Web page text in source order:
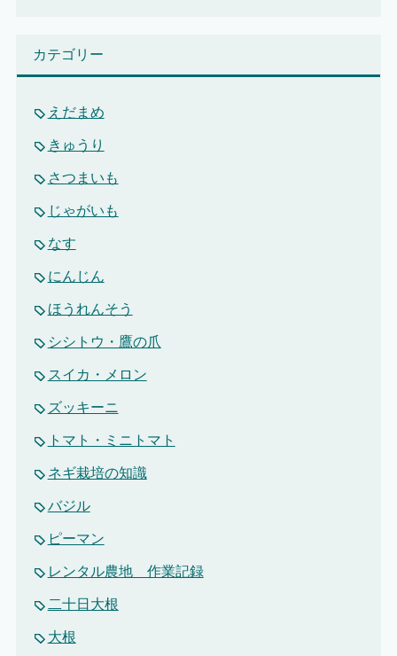
カテゴリー
えだまめ
きゅうり
さつまいも
じゃがいも
なす
にんじん
ほうれんそう
シシトウ・鷹の爪
スイカ・メロン
ズッキーニ
トマト・ミニトマト
ネギ栽培の知識
バジル
ピーマン
レンタル農地 作業記録
二十日大根
大根